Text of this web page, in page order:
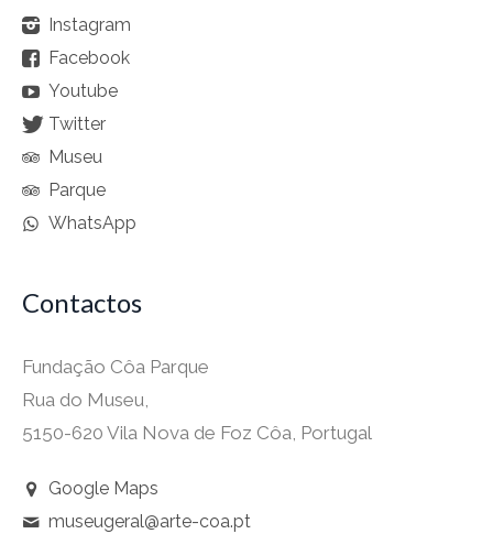
Instagram
Facebook
Youtube
Twitter
Museu
Parque
WhatsApp
Contactos
Fundação Côa Parque
Rua do Museu,
5150-620 Vila Nova de Foz Côa, Portugal
Google Maps
museugeral@arte-coa.pt